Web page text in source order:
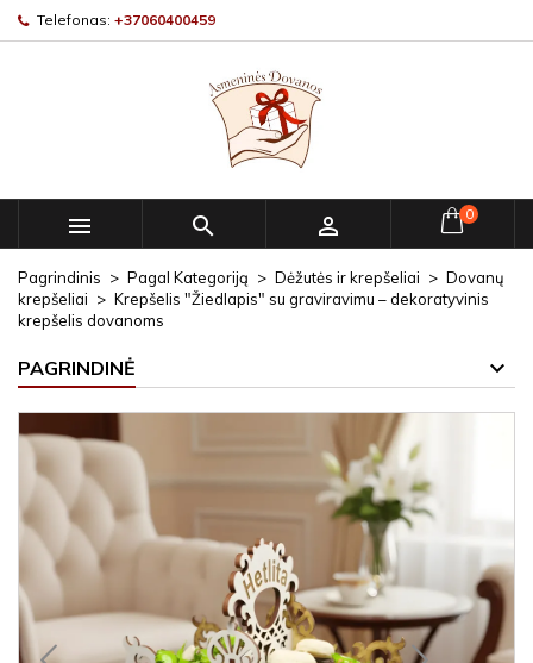
Telefonas: +37060400459
   0
Pagrindinis Pagal Kategoriją Dėžutės ir krepšeliai
Dovanų
krepšeliai
Krepšelis "Žiedlapis" su graviravimu – dekoratyvinis
krepšelis dovanoms
PAGRINDINĖ